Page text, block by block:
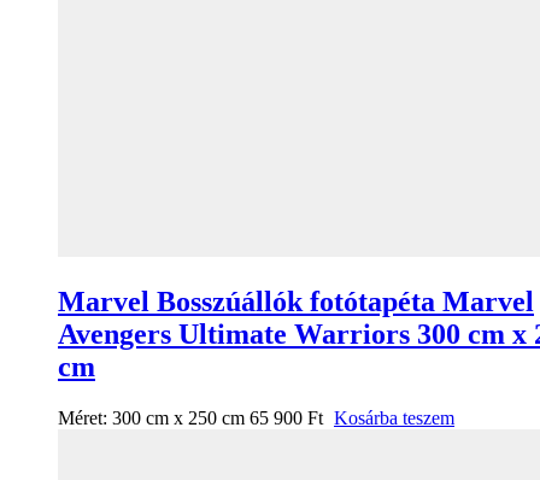
Marvel Bosszúállók fotótapéta Marvel
Avengers Ultimate Warriors 300 cm x
cm
Méret: 300 cm x 250 cm 65 900 Ft Kosárba teszem